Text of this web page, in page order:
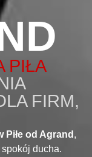
PIŁA
FIRM,
Piłe od Agrand ,
ducha.